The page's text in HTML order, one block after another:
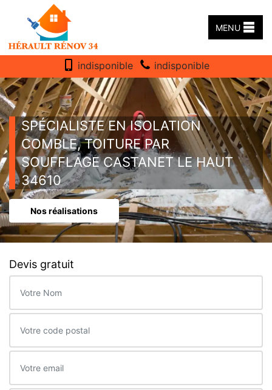
MENU
indisponible indisponible
SPÉCIALISTE EN ISOLATION
COMBLE, TOITURE PAR
SOUFFLAGE CASTANET LE HAUT
34610
Nos réalisations
Devis gratuit